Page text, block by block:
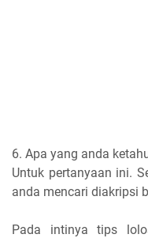
6. Apa yang anda
Untuk pertanyaan ini.
anda mencari diakripsi
Pada intinya tips